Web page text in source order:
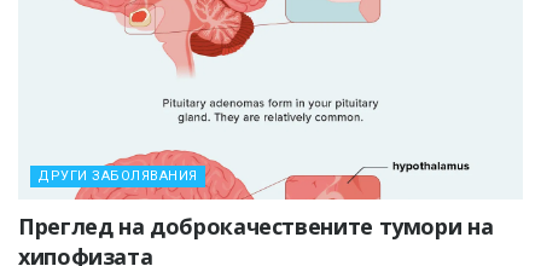
ДРУГИ ЗАБОЛЯВАНИЯ
Преглед на доброкачествените тумори на
хипофизата